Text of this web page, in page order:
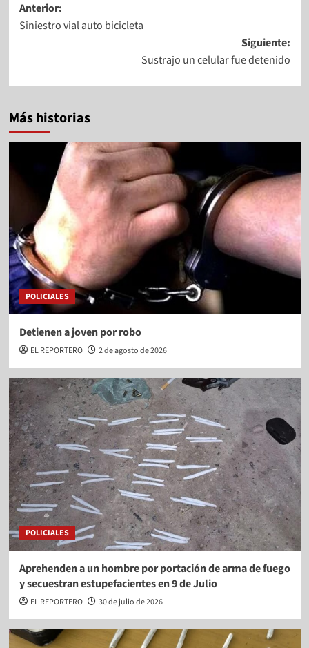
Anterior:
Siniestro vial auto bicicleta
Siguiente:
Sustrajo un celular fue detenido
Más historias
POLICIALES
Detienen a joven por robo
EL REPORTERO 2 de agosto de 2026
POLICIALES
Aprehenden a un hombre por portación de arma de fuego
y secuestran estupefacientes en 9 de Julio
EL REPORTERO 30 de julio de 2026